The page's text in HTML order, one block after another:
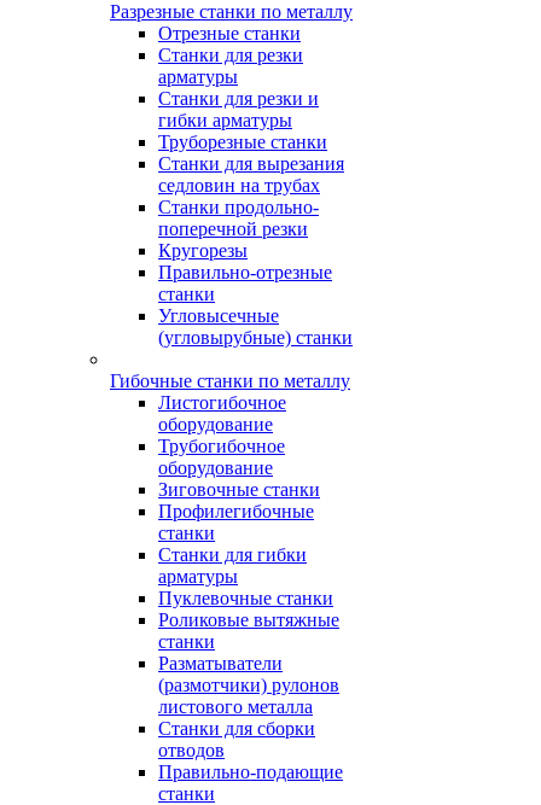
Разрезные станки по металлу
Отрезные станки
Станки для резки
арматуры
Станки для резки и
гибки арматуры
Труборезные станки
Станки для вырезания
седловин на трубаx
Станки продольно-
поперечной резки
Кругорезы
Правильно-отрезные
станки
Угловысечные
(угловырубные) станки
Гибочные станки по металлу
Листогибочное
оборудование
Трубогибочное
оборудование
Зиговочные станки
Профилегибочные
станки
Станки для гибки
арматуры
Пуклевочные станки
Роликовые вытяжные
станки
Разматыватели
(размотчики) рулонов
листового металла
Станки для сборки
отводов
Правильно-подающие
станки